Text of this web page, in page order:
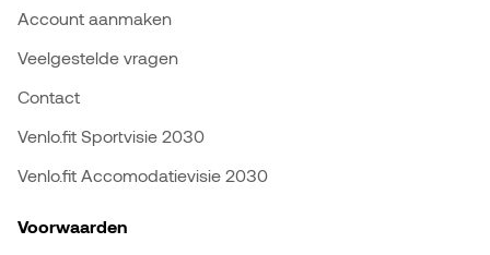
Account aanmaken
Veelgestelde vragen
Contact
Venlo.fit Sportvisie 2030
Venlo.fit Accomodatievisie 2030
Voorwaarden